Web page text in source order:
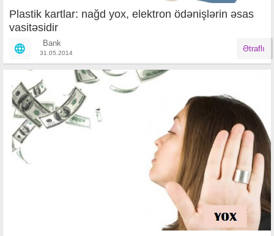
Plastik kartlar: nağd yox, elektron ödənişlərin əsas
vasitəsidir
Bank
31.05.2014 Ətraflı